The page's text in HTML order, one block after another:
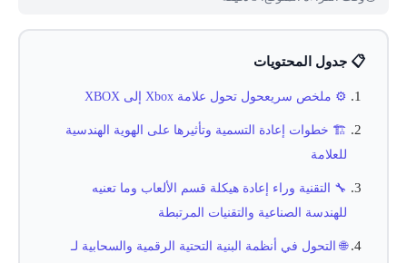
📋 جدول المحتويات
⚙️ ملخص سريعحول تحول علامة Xbox إلى XBOX
🏗️ خطوات إعادة التسمية وتأثيرها على الهوية الهندسية
للعلامة
🔧 التقنية وراء إعادة هيكلة قسم الألعاب وما تعنيه
للهندسة الصناعية والتقنيات المرتبطة
🌐 التحول في أنظمة البنية التحتية الرقمية والسحابية لـ